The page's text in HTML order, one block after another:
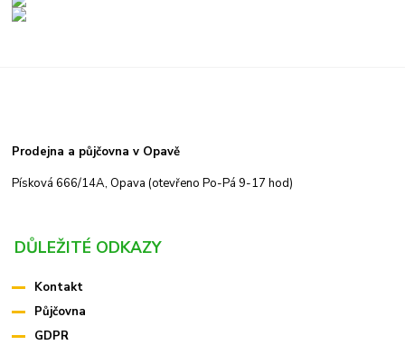
Prodejna a půjčovna v Opavě
Písková 666/14A, Opava (otevřeno Po-Pá 9-17 hod)
DŮLEŽITÉ ODKAZY
Kontakt
Půjčovna
GDPR